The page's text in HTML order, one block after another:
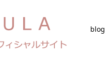
blog